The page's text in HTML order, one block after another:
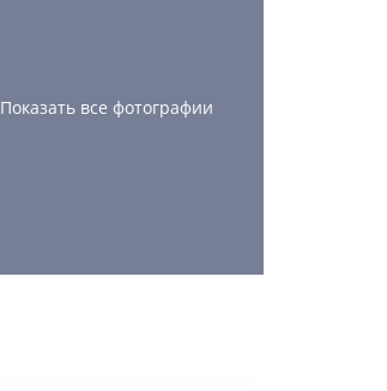
Показать все фотографии